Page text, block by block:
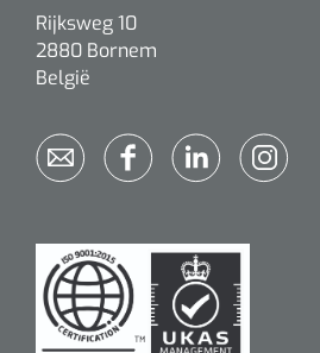
Rijksweg 10
2880 Bornem
België